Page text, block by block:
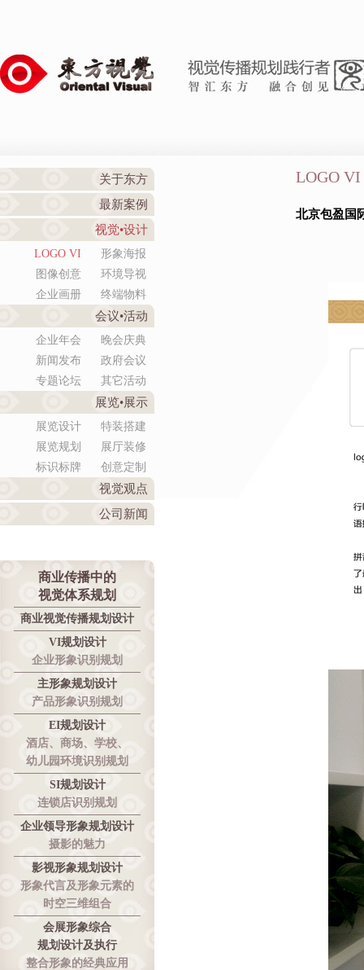
关于东方
最新案例
视觉•设计
LOGO VI
形象海报
图像创意
环境导视
企业画册
终端物料
会议•活动
企业年会
晚会庆典
新闻发布
政府会议
专题论坛
其它活动
展览•展示
展览设计
特装搭建
展览规划
展厅装修
标识标牌
创意定制
视觉观点
公司新闻
商业传播中的
视觉体系规划
商业视觉传播规划设计
VI规划设计
企业形象识别规划
主形象规划设计
产品形象识别规划
EI规划设计
酒店、商场、学校、
幼儿园环境识别规划
SI规划设计
连锁店识别规划
企业领导形象规划设计
摄影的魅力
影视形象规划设计
形象代言及形象元素的
时空三维组合
会展形象综合
规划设计及执行
整合形象的经典应用
LOGO VI
北京包盈国